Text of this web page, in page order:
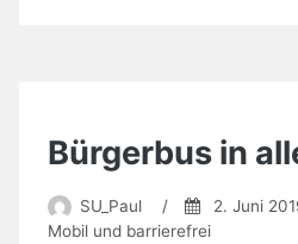
Bürgerbus in
SU_Paul / 2. Juni
Mobil und barrierefrei